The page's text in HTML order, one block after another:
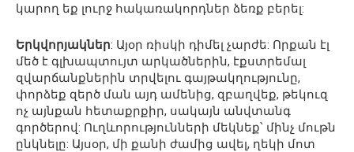
կարող եք լուրջ հակառակորդներ ձեռք բերել:
Երկվորյակներ: Այօր ռիսկի դիմել չարժե: Որքան էլ
մեծ է գլխապտույտ արկածներին, էքստրեմալ
զվարճանքներին տրվելու գայթակղությունը,
փորձեք զերծ ման այդ ամենից, զբաղվեք, թեկուզ
ոչ այնքան հետաքրքիր, սակայն անվտանգ
գործերով: Ուղևորությունների մեկնեք՝ մինչ մութն
ընկնելը: Այսօր, մի քանի ժամից ավել, ղեկի մոտ